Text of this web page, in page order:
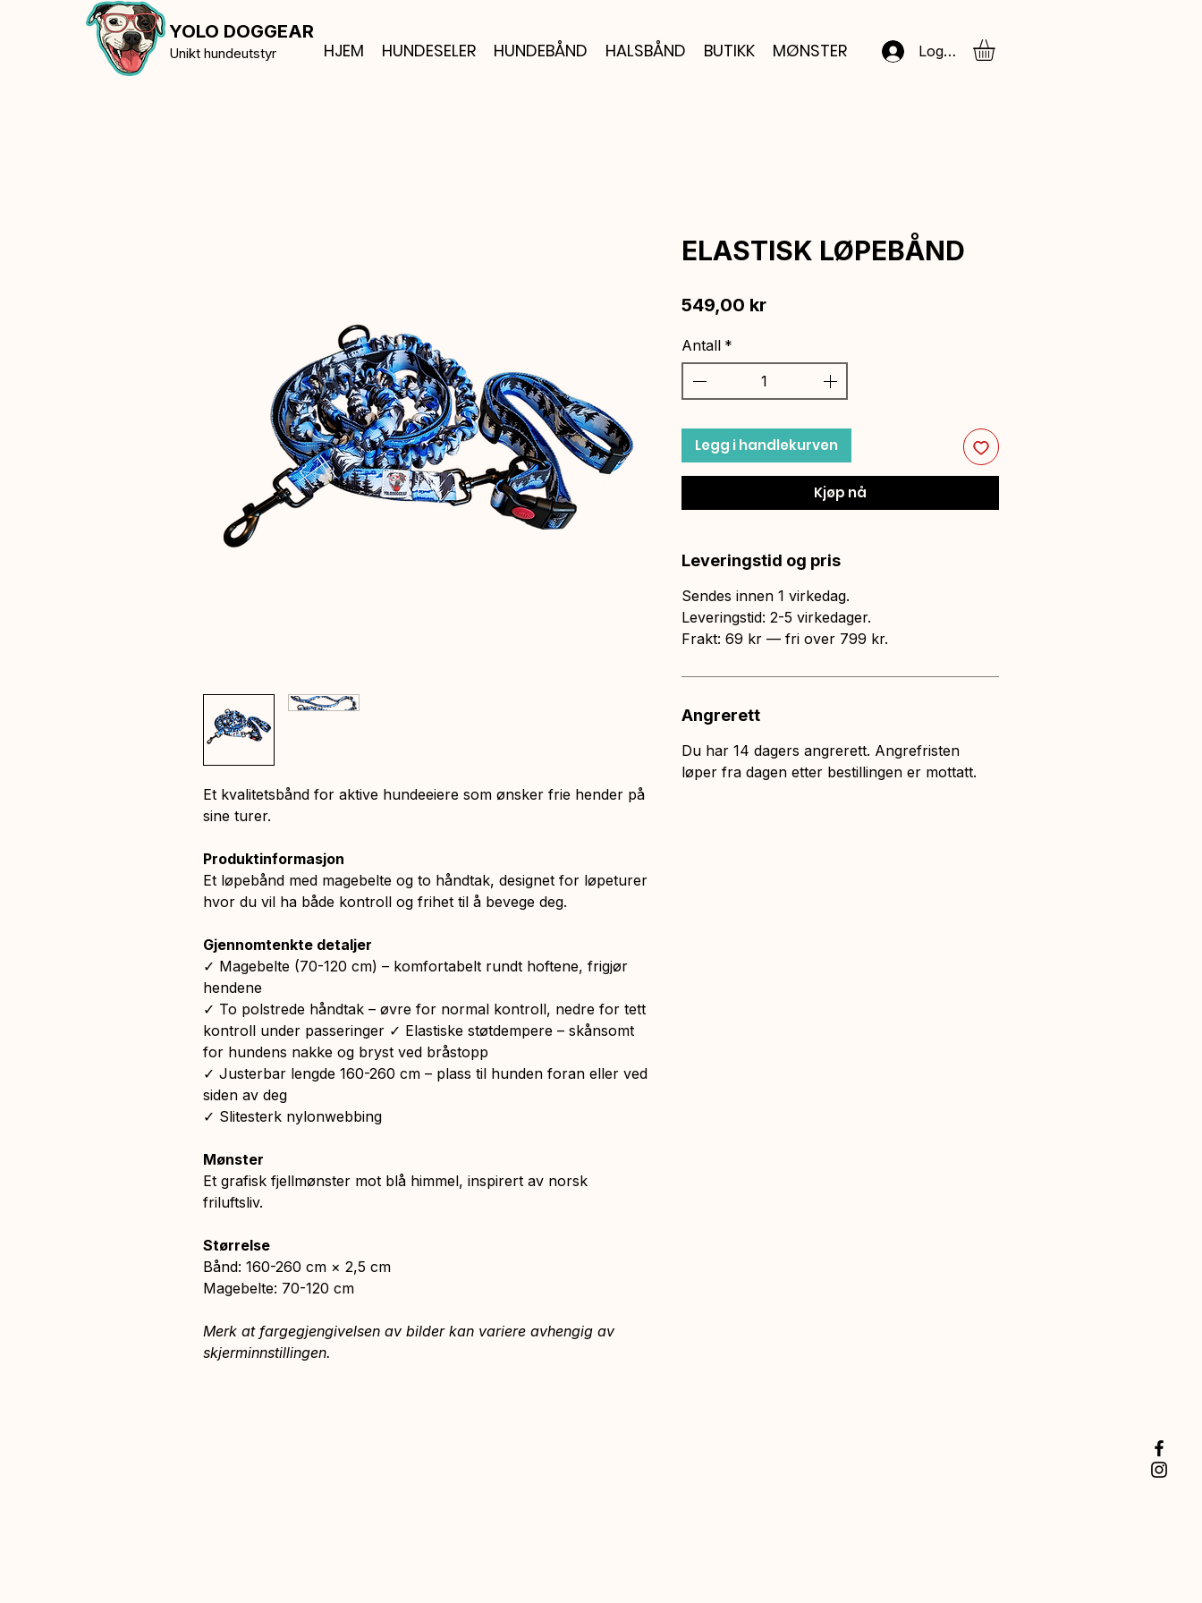
YOLO DOGGEAR
Unikt hundeutstyr HJEM HUNDESELER HUNDEBÅND HALSBÅND BUTIKK MØNSTER Logg inn
Et kvalitetsbånd for aktive hundeeiere som ønsker frie hender på
sine turer.
Produktinformasjon
Et løpebånd med magebelte og to håndtak, designet for løpeturer
hvor du vil ha både kontroll og frihet til å bevege deg.
Gjennomtenkte detaljer
✓ Magebelte (70-120 cm) – komfortabelt rundt hoftene, frigjør
hendene
✓ To polstrede håndtak – øvre for normal kontroll, nedre for tett
kontroll under passeringer ✓ Elastiske støtdempere – skånsomt
for hundens nakke og bryst ved bråstopp
✓ Justerbar lengde 160-260 cm – plass til hunden foran eller ved
siden av deg
✓ Slitesterk nylonwebbing
Mønster
Et grafisk fjellmønster mot blå himmel, inspirert av norsk
friluftsliv.
Størrelse
Bånd: 160-260 cm × 2,5 cm
Magebelte: 70-120 cm
Merk at fargegjengivelsen av bilder kan variere avhengig av
skjerminnstillingen.
ELASTISK LØPEBÅND
549,00 krPris
Antall *
Legg i handlekurven
Kjøp nå
Leveringstid og pris
Sendes innen 1 virkedag.
Leveringstid: 2-5 virkedager.
Frakt: 69 kr — fri over 799 kr.
Angrerett
Du har 14 dagers angrerett. Angrefristen
løper fra dagen etter bestillingen er mottatt.